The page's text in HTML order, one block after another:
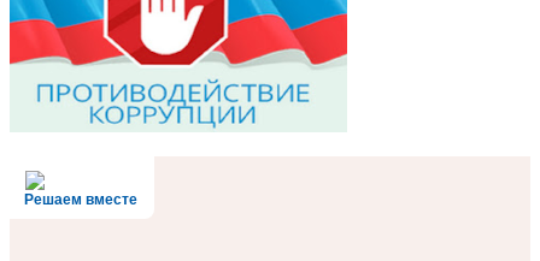
Решаем вместе